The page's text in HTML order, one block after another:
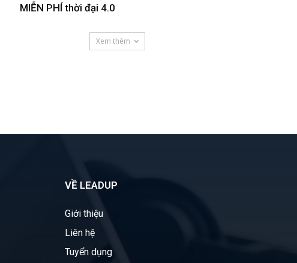
MIỄN PHÍ thời đại 4.0
Xem thêm
VỀ LEADUP
Giới thiệu
Liên hệ
Tuyển dụng